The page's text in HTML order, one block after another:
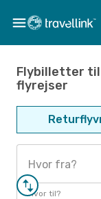
Flybilletter til
flyrejser
Hvor fra?
Hvor til?